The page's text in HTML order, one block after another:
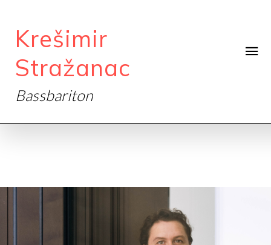
Krešimir
Stražanac
Bassbariton